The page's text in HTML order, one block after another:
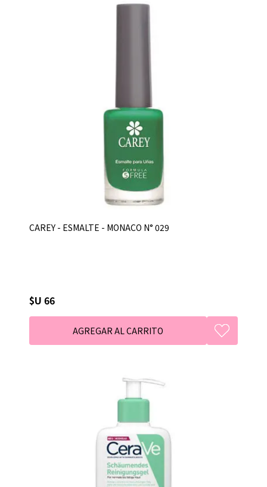
CAREY - ESMALTE - MONACO N° 029
$U 66